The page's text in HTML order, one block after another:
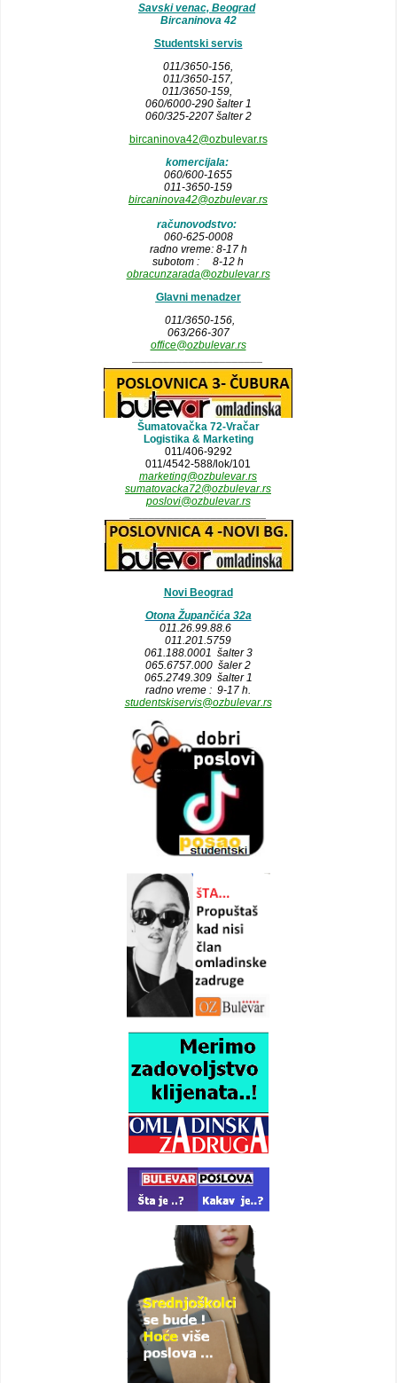
Savski venac, Beograd
Bircaninova 42
Studentski servis
011/3650-156,
011/3650-157
011/3650-159,
060/6000-290 šalter 1
060/325-2207 šalter 2
bircaninova42@ozbulevar.rs
komercijala:
060/600-1655
011-3650-159
bircaninova42@ozbulevar.rs
računovodstvo:
060-625-0008
radno vreme: 8-17 h
subotom : 8-12 h
obracunzarada@ozbulevar.rs
Glavni menadzer
011/3650-156,
063/266-307
office@ozbulevar.rs
Šumatovačka 72-Vračar
Logistika & Marketing
011/406-9292
011/4542-588/lok/101
marketing@ozbulevar.rs
sumatovacka72@ozbulevar.rs
poslovi@ozbulevar.rs
Novi Beograd
Otona Župančića 32a
011.26.99.88.6
011.201.5759
061.188.0001 šalter 3
065.6757.000 šaler 2
065.2749.309 šalter 1
radno vreme : 9-17 h.
studentskiservis@ozbulevar.rs